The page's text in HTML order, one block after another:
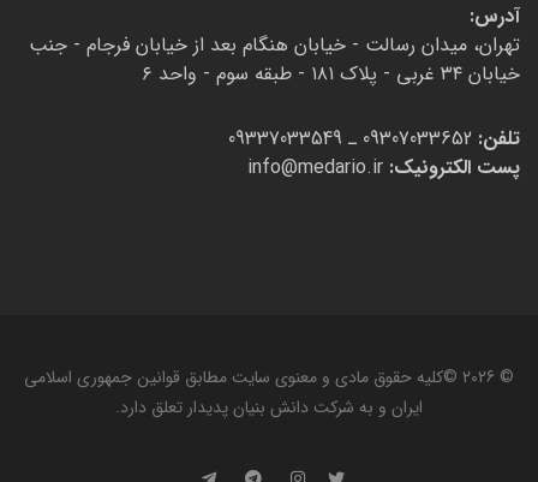
آدرس:
تهران، میدان رسالت - خیابان هنگام بعد از خیابان فرجام - جنب
خیابان ۳۴ غربی - پلاک ۱۸۱ - طبقه سوم - واحد ۶
تلفن:
پست الکترونیک:
© 2026 ©کلیه حقوق مادی و معنوی سایت مطابق قوانین جمهوری اسلامی
ایران و به شرکت دانش‌ بنیان پدیدار تعلق دارد.